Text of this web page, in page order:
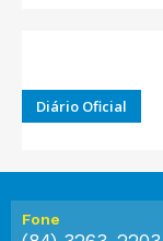
Diário Oficial
Fone